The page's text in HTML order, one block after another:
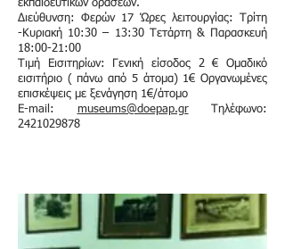
εκπαιδευτικών δράσεων.
Διεύθυνση: Φερών 17 Ώρες λειτουργίας: Τρίτη
-Κυριακή 10:30 – 13:30 Τετάρτη & Παρασκευή
18:00-21:00
Τιμή Εισιτηρίων: Γενική είσοδος 2 € Ομαδικό
εισιτήριο ( πάνω από 5 άτομα) 1€ Οργανωμένες
επισκέψεις με ξενάγηση 1€/άτομο
Ε-mail: museums@doepap.grΤηλέφωνο:
2421029878